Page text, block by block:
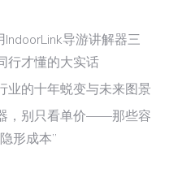
IndoorLink导游讲解器三
行才懂的大实话
业的十年蜕变与未来图景
，别只看单价——那些容
形成本”